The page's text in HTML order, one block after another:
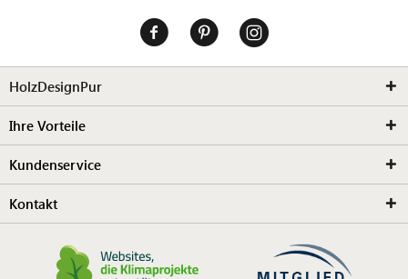
HolzDesignPur
Ihre Vorteile
Kundenservice
Kontakt